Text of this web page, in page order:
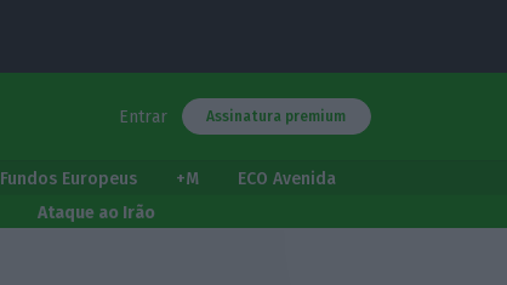
Entrar Assinatura premium
Fundos Europeus +M
ECO Avenida
Ataque ao Irão